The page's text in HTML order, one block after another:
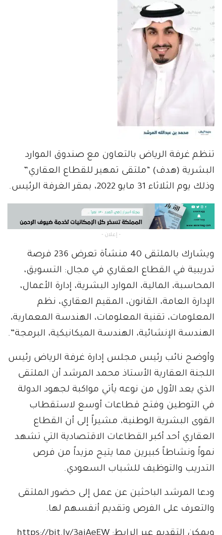
تنظم غرفة الرياض بالتعاون مع صندوق الموارد
البشرية (هدف) “ملتقى تمهير للقطاع العقاري”
وذلك يوم الثلاثاء 31 مايو 2022، بمقر الغرفة الرئيس.
- إعلان -
ويشارك بالملتقى 40 منشأة تعرض 236 فرصة
تدريبية في القطاع العقاري في مجال: التسويق،
المحاسبة، المالية، الموارد البشرية، إدارة الأعمال،
الإدارة العامة، القانون، المقيم العقاري، نظم
المعلومات، تقنية المعلومات، الهندسة المعمارية،
الهندسة الإنشائية، الهندسة الميكانيكية، البرمجة”.
وأوضح نائب رئيس مجلس إدارة غرفة الرياض رئيس
اللجنة العقارية الأستاذ محمد المرشد أن الملتقى
الذي يعد الأول من نوعه يأتي مواكبة لجهود الدولة
في التوطين وفتح قطاعات أوسع لاستقطاب
القوى البشرية الوطنية، مشيراً إلى أن القطاع
العقاري أحد أكبر القطاعات الاقتصادية التي تشهد
نمواً ونشاطاً كبيرين مما يتيح مزيداً من فرص
التدريب والتوظيف للشباب السعودي.
ودعا المرشد الباحثين عن عمل إلى حضور الملتقى
والتعرف على الفرص وتقديم أنفسهم لها.